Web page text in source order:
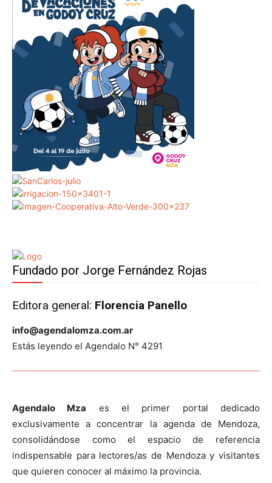
Fundado por Jorge Fernández Rojas
Editora general: Florencia Panello
info@agendalomza.com.ar
Estás leyendo el Agendalo N° 4291
Agendalo Mza es el primer portal dedicado
exclusivamente a concentrar la agenda de Mendoza,
consolidándose como el espacio de referencia
indispensable para lectores/as de Mendoza y visitantes
que quieren conocer al máximo la provincia.